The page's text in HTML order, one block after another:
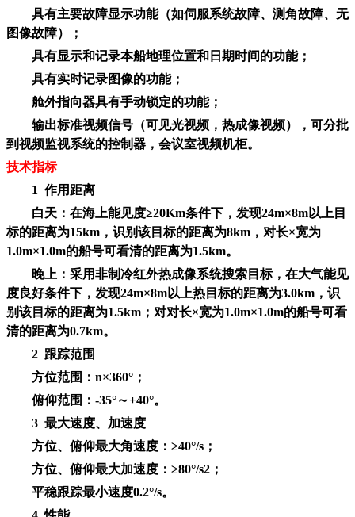
具有主要故障显示功能（如伺服系统故障、测角故障、无
图像故障）；
具有显示和记录本船地理位置和日期时间的功能；
具有实时记录图像的功能；
舱外指向器具有手动锁定的功能；
输出标准视频信号（可见光视频，热成像视频），可分批
到视频监视系统的控制器，会议室视频机柜。
技术指标
1 作用距离
白天：在海上能见度≥20Km条件下，发现24m×8m以上目
标的距离为15km，识别该目标的距离为8km，对长×宽为
1.0m×1.0m的船号可看清的距离为1.5km。
晚上：采用非制冷红外热成像系统搜索目标，在大气能见
度良好条件下，发现24m×8m以上热目标的距离为3.0km，识
别该目标的距离为1.5km；对对长×宽为1.0m×1.0m的船号可看
清的距离为0.7km。
2 跟踪范围
方位范围：n×360°；
俯仰范围：-35°～+40°。
3 最大速度、加速度
方位、俯仰最大角速度：≥40°/s；
方位、俯仰最大加速度：≥80°/s2；
平稳跟踪最小速度0.2°/s。